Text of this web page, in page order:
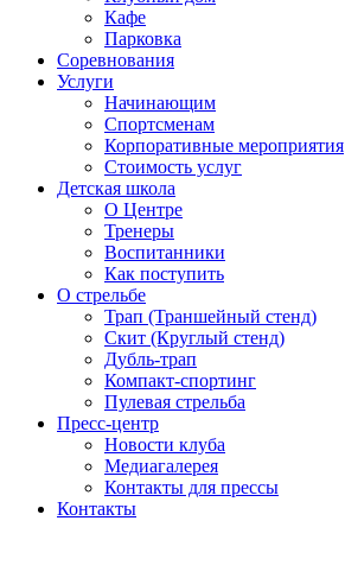
Кафе
Парковка
Соревнования
Услуги
Начинающим
Спортсменам
Корпоративные мероприятия
Стоимость услуг
Детская школа
О Центре
Тренеры
Воспитанники
Как поступить
О стрельбе
Трап (Траншейный стенд)
Скит (Круглый стенд)
Дубль-трап
Компакт-спортинг
Пулевая стрельба
Пресс-центр
Новости клуба
Медиагалерея
Контакты для прессы
Контакты